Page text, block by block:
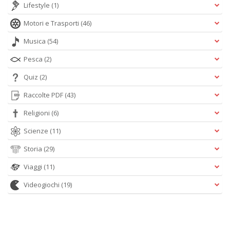
Lifestyle (1)
Motori e Trasporti (46)
Musica (54)
Pesca (2)
Quiz (2)
Raccolte PDF (43)
Religioni (6)
Scienze (11)
Storia (29)
Viaggi (11)
Videogiochi (19)